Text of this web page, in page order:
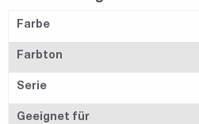
Farbe
Farbton
Serie
Geeignet für